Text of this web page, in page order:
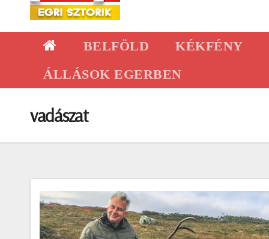
BELFÖLD
KÉKFÉNY
ÁLLÁSOK EGERBEN
vadászat